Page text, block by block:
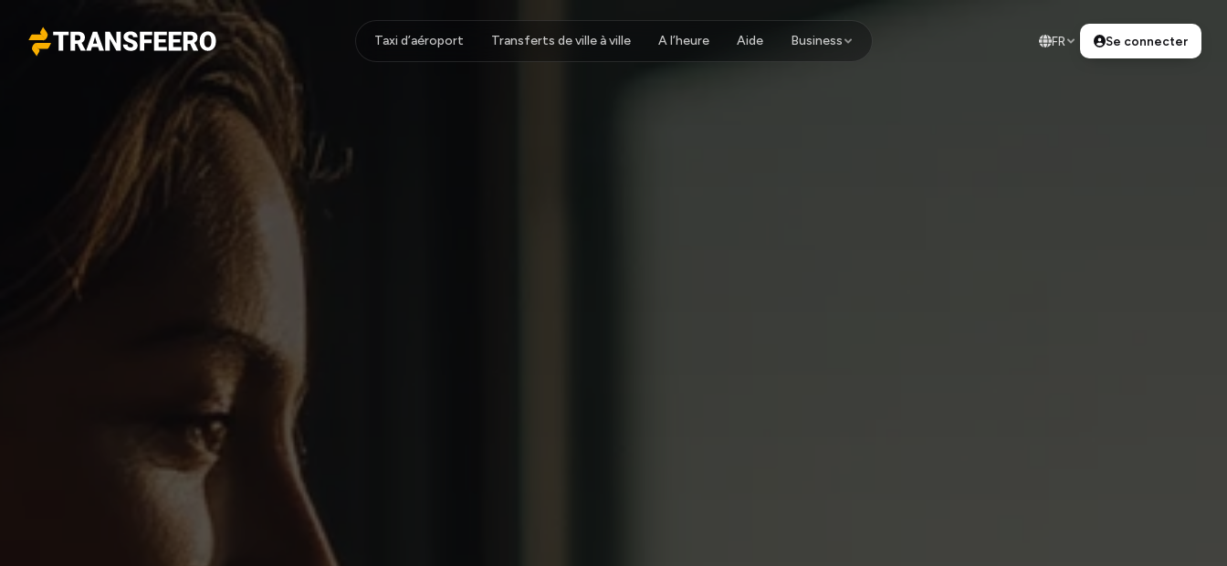
Transfeero
Taxi d’aéroport Transferts de ville à ville A l’heure Aide Business FR Se connecter